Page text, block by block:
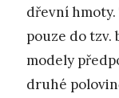
dřevní
pouze do
modely
druhé